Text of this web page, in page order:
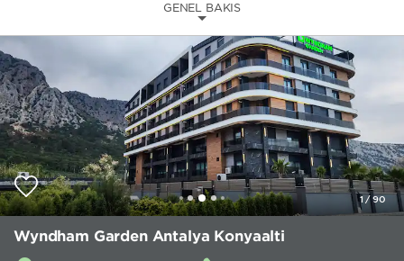
GENEL BAKIŞ
1 /90
Wyndham Garden Antalya Konyaalti